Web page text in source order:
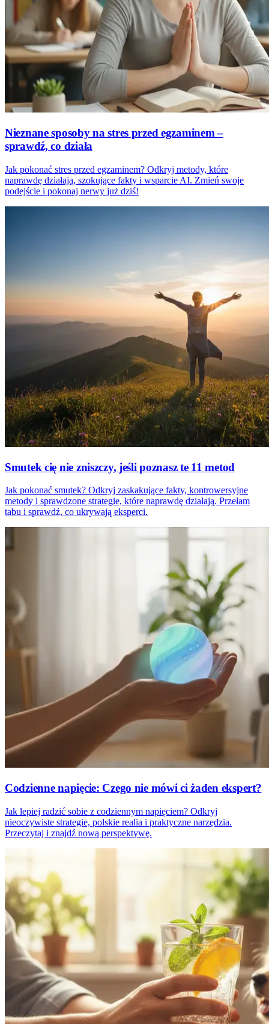
Nieznane sposoby na stres przed egzaminem –
sprawdź, co działa
Jak pokonać stres przed egzaminem? Odkryj metody, które
naprawdę działają, szokujące fakty i wsparcie AI. Zmień swoje
podejście i pokonaj nerwy już dziś!
Smutek cię nie zniszczy, jeśli poznasz te 11 metod
Jak pokonać smutek? Odkryj zaskakujące fakty, kontrowersyjne
metody i sprawdzone strategie, które naprawdę działają. Przełam
tabu i sprawdź, co ukrywają eksperci.
Codzienne napięcie: Czego nie mówi ci żaden ekspert?
Jak lepiej radzić sobie z codziennym napięciem? Odkryj
nieoczywiste strategie, polskie realia i praktyczne narzędzia.
Przeczytaj i znajdź nową perspektywę.